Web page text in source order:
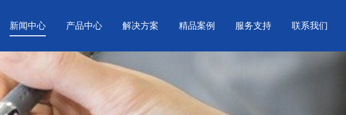
新闻中心 产品中心 解决方案 精品案例 服务支持 联系我们